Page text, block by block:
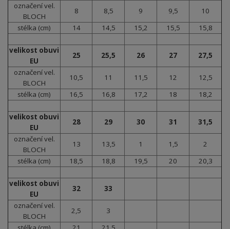
označení vel.
BLOCH
8 8,5 9 9,5
10
stélka (cm)
14 14,5 15,2 15,5 15,8
velikost obuvi
EU
25 25,5 26 27
27,5
označení vel.
BLOCH
10,5 11 11,5 12
12,5
stélka (cm)
16,5 16,8 17,2 18 18,2
velikost obuvi
EU
28 29 30 31
31,5
označení vel.
BLOCH
13 13,5 1 1,5
2
stélka (cm)
18,5 18,8 19,5 20 20,3
velikost obuvi
EU
32
33
označení vel.
BLOCH
2,5
3